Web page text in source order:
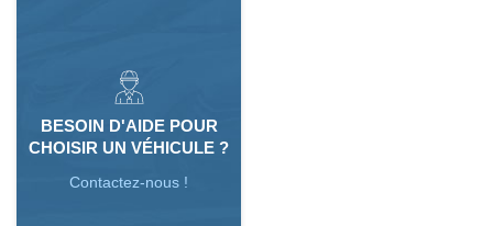
BESOIN D'AIDE POUR
CHOISIR UN VÉHICULE ?
Contactez-nous !